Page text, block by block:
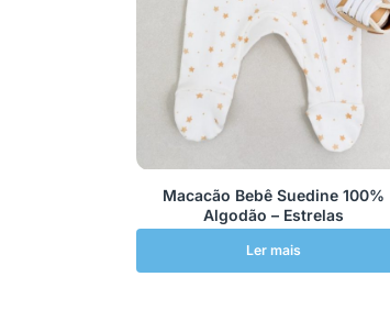
Macacão Bebê Suedine 100%
Algodão – Estrelas
Ler mais